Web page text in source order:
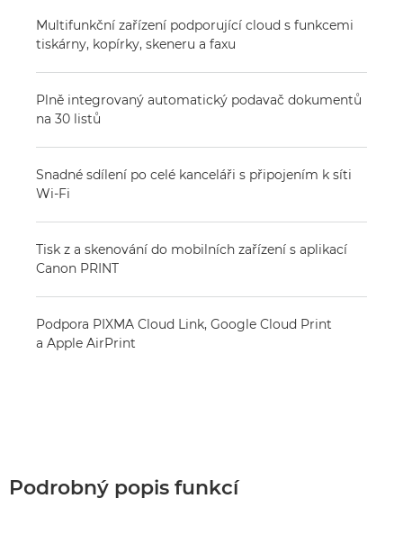
Multifunkční zařízení podporující cloud s funkcemi
tiskárny, kopírky, skeneru a faxu
Plně integrovaný automatický podavač dokumentů
na 30 listů
Snadné sdílení po celé kanceláři s připojením k síti
Wi-Fi
Tisk z a skenování do mobilních zařízení s aplikací
Canon PRINT
Podpora PIXMA Cloud Link, Google Cloud Print
a Apple AirPrint
Podrobný popis funkcí